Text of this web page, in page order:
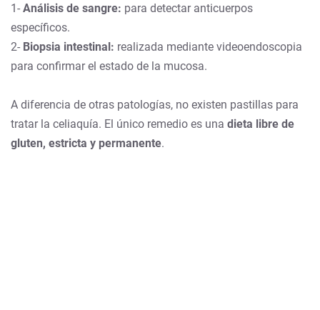
1- Análisis de sangre: para detectar anticuerpos
específicos.
2- Biopsia intestinal: realizada mediante videoendoscopia
para confirmar el estado de la mucosa.
A diferencia de otras patologías, no existen pastillas para
tratar la celiaquía. El único remedio es una dieta libre de
gluten, estricta y permanente.